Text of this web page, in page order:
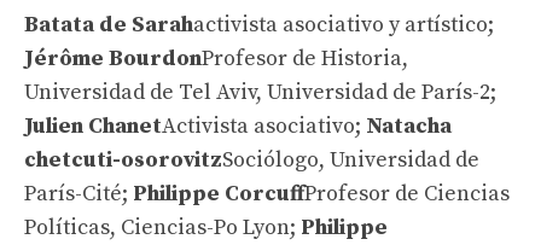
Batata de Sarahactivista asociativo y artístico;
Jérôme BourdonProfesor de Historia,
Universidad de Tel Aviv, Universidad de París-2;
Julien ChanetActivista asociativo; Natacha
chetcuti-osorovitzSociólogo, Universidad de
París-Cité; Philippe CorcuffProfesor de Ciencias
Políticas, Ciencias-Po Lyon; Philippe